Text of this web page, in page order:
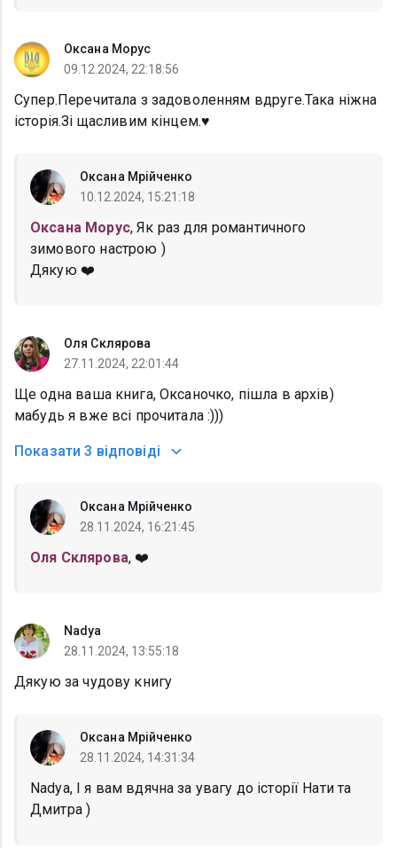
Оксана Морус
09.12.2024, 22:18:56
Супер.Перечитала з задоволенням вдруге.Така ніжна
історія.Зі щасливим кінцем.♥️
Оксана Мрійченко
10.12.2024, 15:21:18
Оксана Морус, Як раз для романтичного
зимового настрою )
Дякую ❤️
Оля Склярова
27.11.2024, 22:01:44
Ще одна ваша книга, Оксаночко, пішла в архів)
мабудь я вже всі прочитала :)))
Показати 3 відповіді
Оксана Мрійченко
28.11.2024, 16:21:45
Оля Склярова, ❤️
Nadya
28.11.2024, 13:55:18
Дякую за чудову книгу
Оксана Мрійченко
28.11.2024, 14:31:34
Nadya, І я вам вдячна за увагу до історії Нати та
Дмитра )